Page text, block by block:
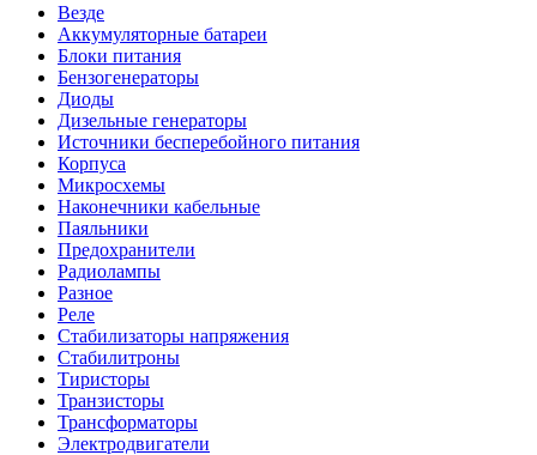
Везде
Аккумуляторные батареи
Блоки питания
Бензогенераторы
Диоды
Дизельные генераторы
Источники бесперебойного питания
Корпуса
Микросхемы
Наконечники кабельные
Паяльники
Предохранители
Радиолампы
Разное
Реле
Стабилизаторы напряжения
Стабилитроны
Тиристоры
Транзисторы
Трансформаторы
Электродвигатели